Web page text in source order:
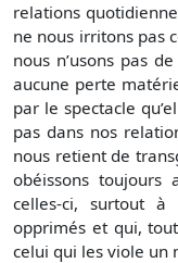
relations
ne nous irritons pas
nous n’usons pas
aucune perte
par le spectacle
pas dans nos
nous retient de
obéissons
celles-ci, surtout
opprimés et qui,
celui qui les viole un